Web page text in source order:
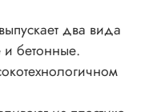
два вида
и бетонные.